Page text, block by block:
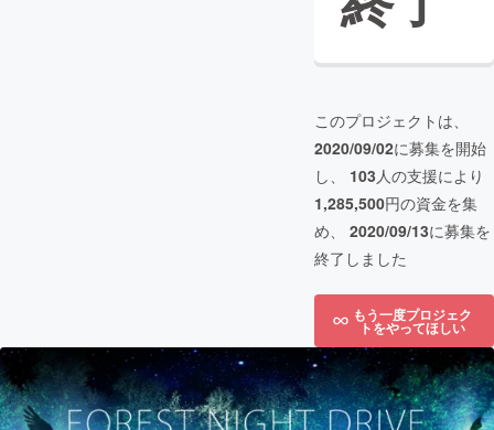
このプロジェクトは、
2020/09/02に募集を開始
し、 103人の支援により
1,285,500円の資金を集
め、 2020/09/13に募集を
終了しました
もう一度プロジェク
トをやってほしい